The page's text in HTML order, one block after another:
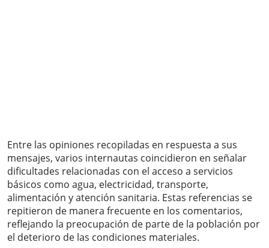
Entre las opiniones recopiladas en respuesta a sus
mensajes, varios internautas coincidieron en señalar
dificultades relacionadas con el acceso a servicios
básicos como agua, electricidad, transporte,
alimentación y atención sanitaria. Estas referencias se
repitieron de manera frecuente en los comentarios,
reflejando la preocupación de parte de la población por
el deterioro de las condiciones materiales.